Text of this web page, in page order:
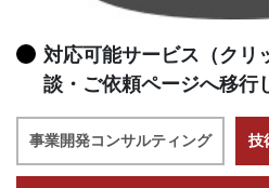
対応可能サービス（クリ
談・ご依頼ページへ移行
事業開発コンサルティング 技